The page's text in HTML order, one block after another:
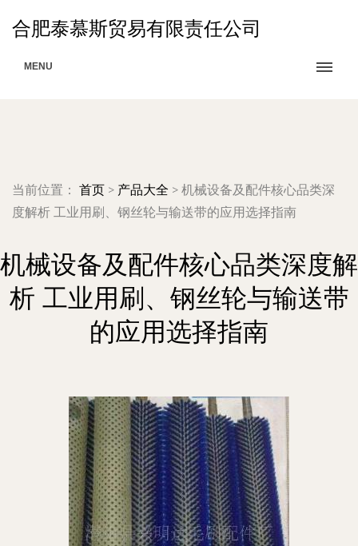
合肥泰慕斯贸易有限责任公司
MENU
当前位置： 首页 > 产品大全 > 机械设备及配件核心品类深
度解析 工业用刷、钢丝轮与输送带的应用选择指南
机械设备及配件核心品类深度解
析 工业用刷、钢丝轮与输送带
的应用选择指南